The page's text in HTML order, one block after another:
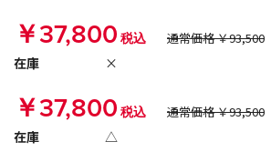
￥37,800税込 通常価格 ￥93,500
在庫
×
￥37,800税込 通常価格 ￥93,500
在庫
△